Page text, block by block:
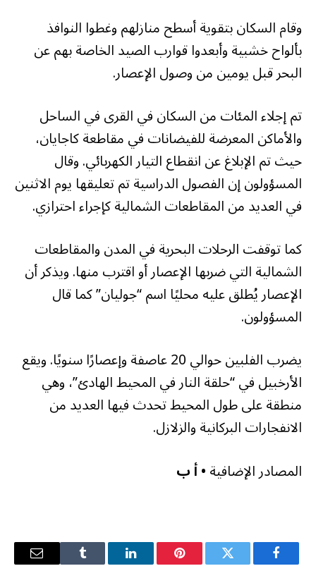
وقام السكان بتقوية أسطح منازلهم وغطوا النوافذ
بألواح خشبية وأبعدوا قوارب الصيد الخاصة بهم عن
البحر قبل يومين من وصول الإعصار.
تم إجلاء المئات من السكان في القرى في الساحل
والأماكن المعرضة للفيضانات في مقاطعة كاجايان،
حيث تم الإبلاغ عن انقطاع التيار الكهربائي. وقال
المسؤولون إن الفصول الدراسية تم تعليقها يوم الاثنين
في العديد من المقاطعات الشمالية كإجراء احترازي.
كما توقفت الرحلات البحرية في المدن والمقاطعات
الشمالية التي ضربها الإعصار أو اقترب منها. ويذكر أن
الإعصار يُطلق عليه محليًا اسم “جوليان” كما قال
المسؤولون.
يضرب الفلبين حوالي 20 عاصفة وإعصارًا سنويًا. ويقع
الأرخبيل في “حلقة النار في المحيط الهادئ”، وهي
منطقة على طول المحيط تحدث فيها العديد من
الانفجارات البركانية والزلازل.
المصادر الإضافية• أ ب
فيسبوك تويتر بينتيريستلينكدإن Tumblr
البريد